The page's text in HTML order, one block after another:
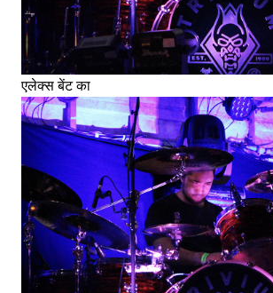
एलेक्स बेंट का